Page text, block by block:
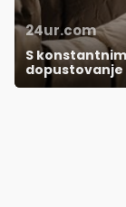
24ur.com
S
dopustovanje